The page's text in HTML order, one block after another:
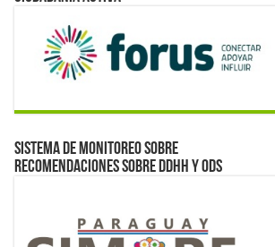
Sistema de monitoreo sobre
recomendaciones sobre DDHH y ODS